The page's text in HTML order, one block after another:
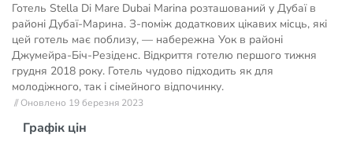
Готель Stella Di Mare Dubai Marina розташований у Дубаї в
районі Дубаї-Марина. З-поміж додаткових цікавих місць, які
цей готель має поблизу, — набережна Уок в районі
Джумейра-Біч-Резіденс. Відкриття готелю першого тижня
грудня 2018 року. Готель чудово підходить як для
молодіжного, так і сімейного відпочинку.
// Оновлено 19 березня 2023
Графік цін